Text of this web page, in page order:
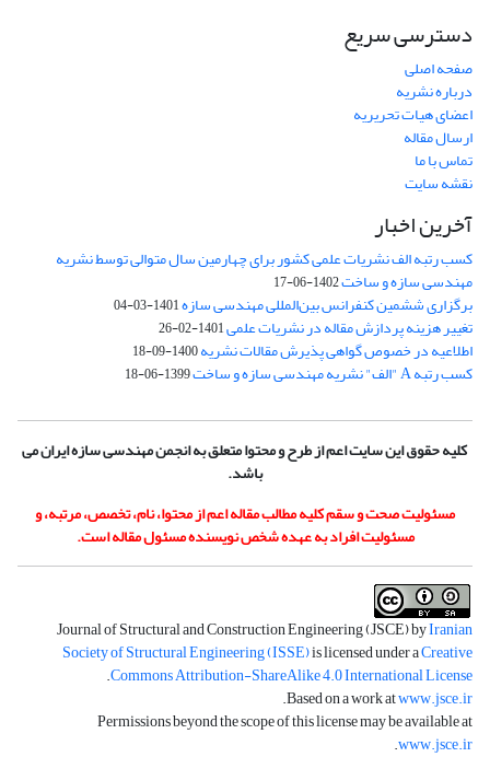
دسترسی سریع
صفحه اصلی
درباره نشریه
اعضای هیات تحریریه
ارسال مقاله
تماس با ما
نقشه سایت
آخرین اخبار
کسب رتبه الف نشریات علمی کشور برای چهارمین سال متوالی توسط نشریه
مهندسی سازه و ساخت1402-06-17
برگزاری ششمین کنفرانس بین‌المللی مهندسی سازه1401-03-04
تغییر هزینه پردازش مقاله در نشریات علمی1401-02-26
اطلاعیه در خصوص گواهی پذیرش مقالات نشریه1400-09-18
کسب رتبه A "الف" نشریه مهندسی سازه و ساخت 1399-06-18
کلیه حقوق این سایت اعم از طرح و محتوا متعلق به انجمن مهندسی سازه ایران می
باشد.
مسئولیت صحت و سقم کلیه مطالب مقاله اعم از محتوا، نام، تخصص، مرتبه، و
مسئولیت افراد به عهده شخص نویسنده مسئول مقاله است.
Journal of Structural and Construction Engineering (JSCE) byIranian
Society of Structural Engineering (ISSE)is licensed under aCreative
Commons Attribution-ShareAlike 4.0 International License
.
Based on a work atwww.jsce.ir
.
Permissions beyond the scope of this license may be available at
www.jsce.ir
.